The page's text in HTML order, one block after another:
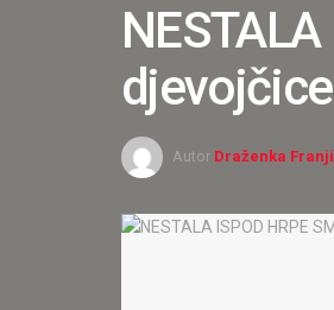
djevojčice
Autor Draženka